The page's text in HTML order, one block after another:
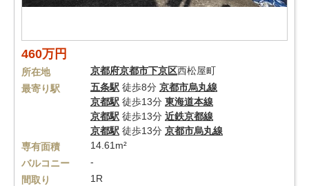
460万円
所在地 京都府京都市下京区西松屋町
最寄り駅
五条駅 徒歩8分 京都市烏丸線
京都駅 徒歩13分 東海道本線
京都駅 徒歩13分 近鉄京都線
京都駅 徒歩13分 京都市烏丸線
専有面積
14.61m²
バルコニー
-
間取り
1R